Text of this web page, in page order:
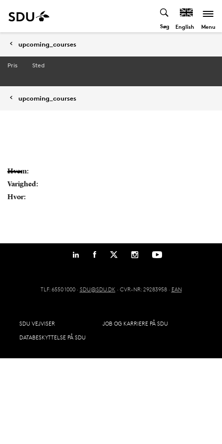
Søg English Menu
upcoming_courses
Pris Sted
upcoming_courses
Hvem:
Varighed:
Hvor:
TLF: 6550 1000 · SDU@SDU.DK · CVR-NR: 29283958 · EAN
SDU VEJVISER
JOB OG KARRIERE PÅ SDU
DATABESKYTTELSE PÅ SDU